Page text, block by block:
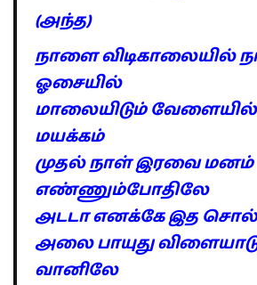
(அந்த)
நாளை விடிகாலையில்
ஓசையில்
மாலையிடும்
மயக்கம்
முதல் நாள் இரவை மனம்
எண்ணும்போதிலே
அடடா எனக்கே இத
அலை பாயுது
வானிலே